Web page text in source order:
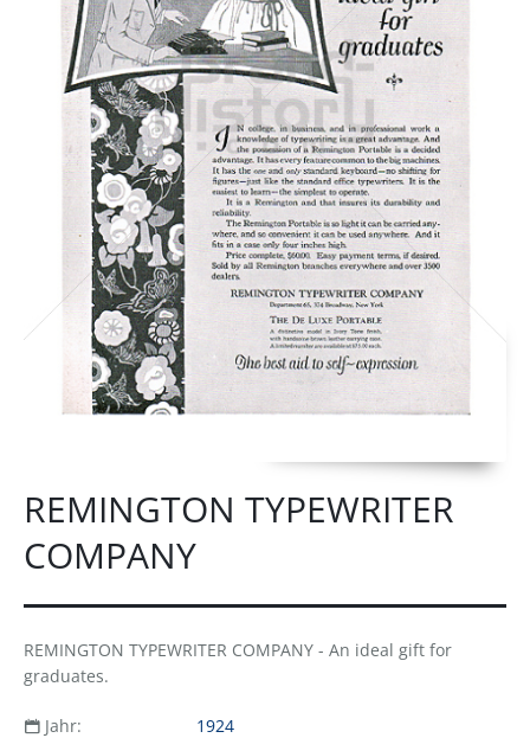
REMINGTON TYPEWRITER
COMPANY
REMINGTON TYPEWRITER COMPANY - An ideal gift for
graduates.
Jahr:
1924